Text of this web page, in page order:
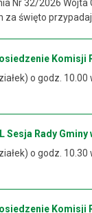
Nr 32/2026
święto
Komisji
o godz.
Rady Gminy
o godz.
Komisji